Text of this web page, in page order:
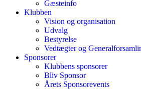
Gæsteinfo
Klubben
Vision og organisation
Udvalg
Bestyrelse
Vedtægter og
Sponsorer
Klubbens sponsorer
Bliv Sponsor
Årets Sponsorevents